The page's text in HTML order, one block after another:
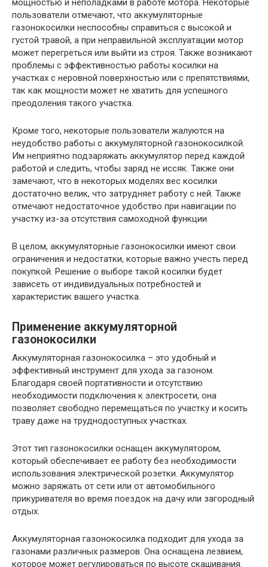
мощностью и неполадками в работе мотора. Некоторые
пользователи отмечают, что аккумуляторные
газонокосилки неспособны справиться с высокой и
густой травой, а при неправильной эксплуатации мотор
может перегреться или выйти из строя. Также возникают
проблемы с эффективностью работы косилки на
участках с неровной поверхностью или с препятствиями,
так как мощности может не хватить для успешного
преодоления такого участка.
Кроме того, некоторые пользователи жалуются на
неудобство работы с аккумуляторной газонокосилкой.
Им неприятно подзаряжать аккумулятор перед каждой
работой и следить, чтобы заряд не иссяк. Также они
замечают, что в некоторых моделях вес косилки
достаточно велик, что затрудняет работу с ней. Также
отмечают недостаточное удобство при навигации по
участку из-за отсутствия самоходной функции.
В целом, аккумуляторные газонокосилки имеют свои
ограничения и недостатки, которые важно учесть перед
покупкой. Решение о выборе такой косилки будет
зависеть от индивидуальных потребностей и
характеристик вашего участка.
Применение аккумуляторной
газонокосилки
Аккумуляторная газонокосилка – это удобный и
эффективный инструмент для ухода за газоном.
Благодаря своей портативности и отсутствию
необходимости подключения к электросети, она
позволяет свободно перемещаться по участку и косить
траву даже на труднодоступных участках.
Этот тип газонокосилки оснащен аккумулятором,
который обеспечивает ее работу без необходимости
использования электрической розетки. Аккумулятор
можно заряжать от сети или от автомобильного
прикуривателя во время поездок на дачу или загородный
отдых.
Аккумуляторная газонокосилка подходит для ухода за
газонами различных размеров. Она оснащена лезвием,
которое может регулироваться по высоте скашивания.